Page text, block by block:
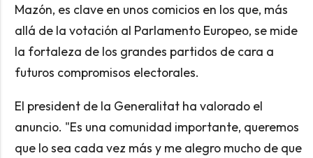
Mazón, es clave en unos comicios en los que, más
allá de la votación al Parlamento Europeo, se mide
la fortaleza de los grandes partidos de cara a
futuros compromisos electorales.
El president de la Generalitat ha valorado el
anuncio. "Es una comunidad importante, queremos
que lo sea cada vez más y me alegro mucho de que